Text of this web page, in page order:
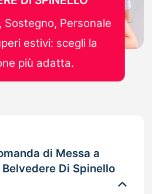
di Messa a
Di Spinello
Sostegno, Personale
estivi: scegli la
più adatta.